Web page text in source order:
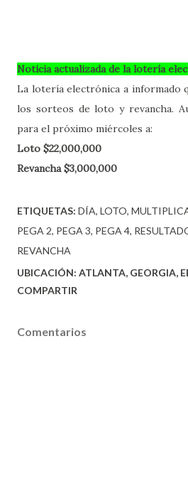
Noticia actualizada de la lotería
La lotería electrónica a informado
los sorteos de loto y revancha.
para el próximo miércoles a:
Loto $22,000,000
Revancha $3,000,000
ETIQUETAS: DÍA LOTO
PEGA 2 PEGA 3 PEGA 4
REVANCHA
UBICACIÓN: ATLANTA, GEORGIA,
COMPARTIR
Comentarios